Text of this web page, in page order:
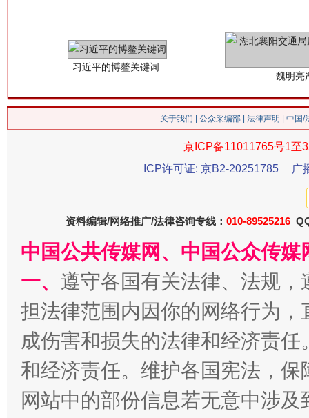
揭批美国五大"原罪" "炒
关于我们 公众采编部 法律声明 | 中国
京ICP备11011765号1至
ICP许可证: 京B2-20251785
广
资料编辑/网络推广/法律咨询专线： 010-89525216
中国公共传媒网、中国公众传
一、 遵守各国有关法律、法规
担法律范围内因你的网络行为
成伤害和损失的法律和经济责
和经济责任。维护各国宪法，
网站中的部份信息若无意中涉